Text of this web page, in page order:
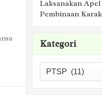
Laksanakan
Pembinaan
Kategori
Kategori